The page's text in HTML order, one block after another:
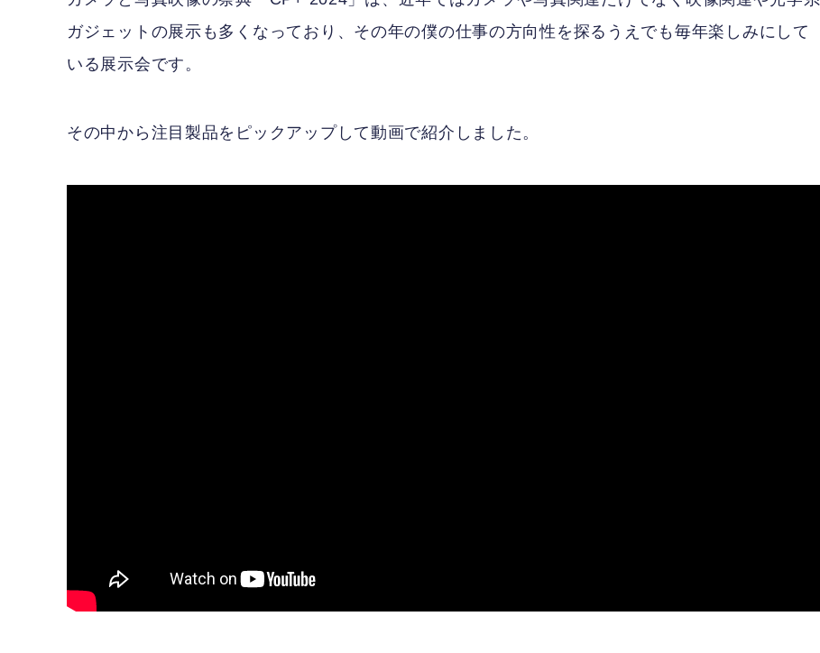
ガジェットの展示も多くなっており、その年の僕の仕事の方向性を探るうえでも毎年楽しみにして
いる展示会です。
その中から注目製品をピックアップして動画で紹介しました。